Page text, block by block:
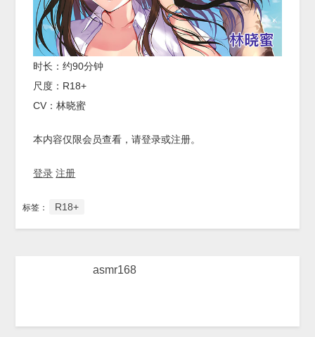
时长：约90分钟
尺度：R18+
CV：林晓蜜
本内容仅限会员查看，请登录或注册。
登录 注册
标签： R18+
asmr168